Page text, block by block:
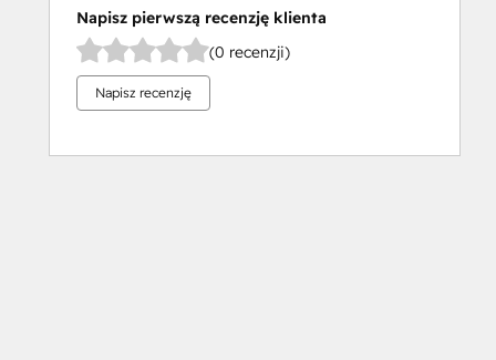
Napisz pierwszą recenzję klienta
(0 recenzji)
Napisz recenzję